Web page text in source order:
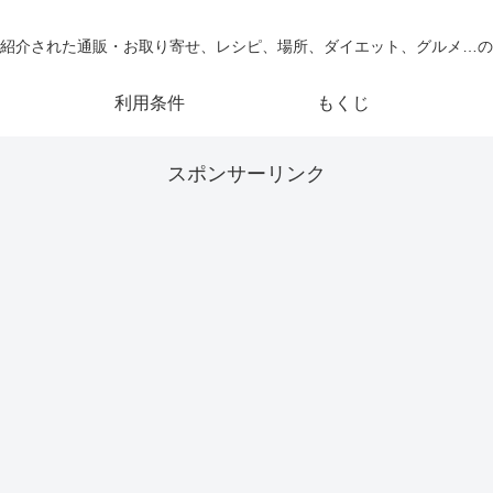
介された通販・お取り寄せ、レシピ、場所、ダイエット、グルメ…
利用条件 もくじ
スポンサーリンク